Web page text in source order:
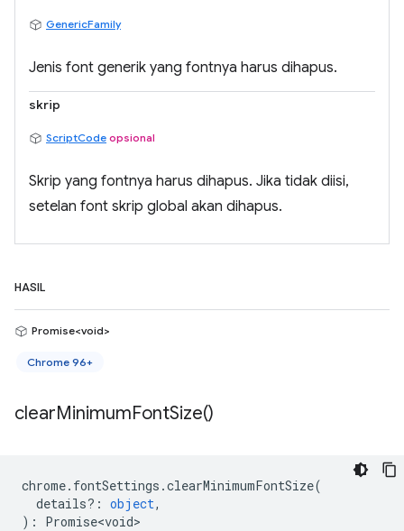
GenericFamily
Jenis font generik yang fontnya harus dihapus.
skrip
ScriptCode opsional
Skrip yang fontnya harus dihapus. Jika tidak diisi,
setelan font skrip global akan dihapus.
HASIL
Promise<void>
Chrome 96+
clearMinimumFontSize()
chrome. fontSettings .clearMinimumFontSize(
details? : object,
) : Promise<void>